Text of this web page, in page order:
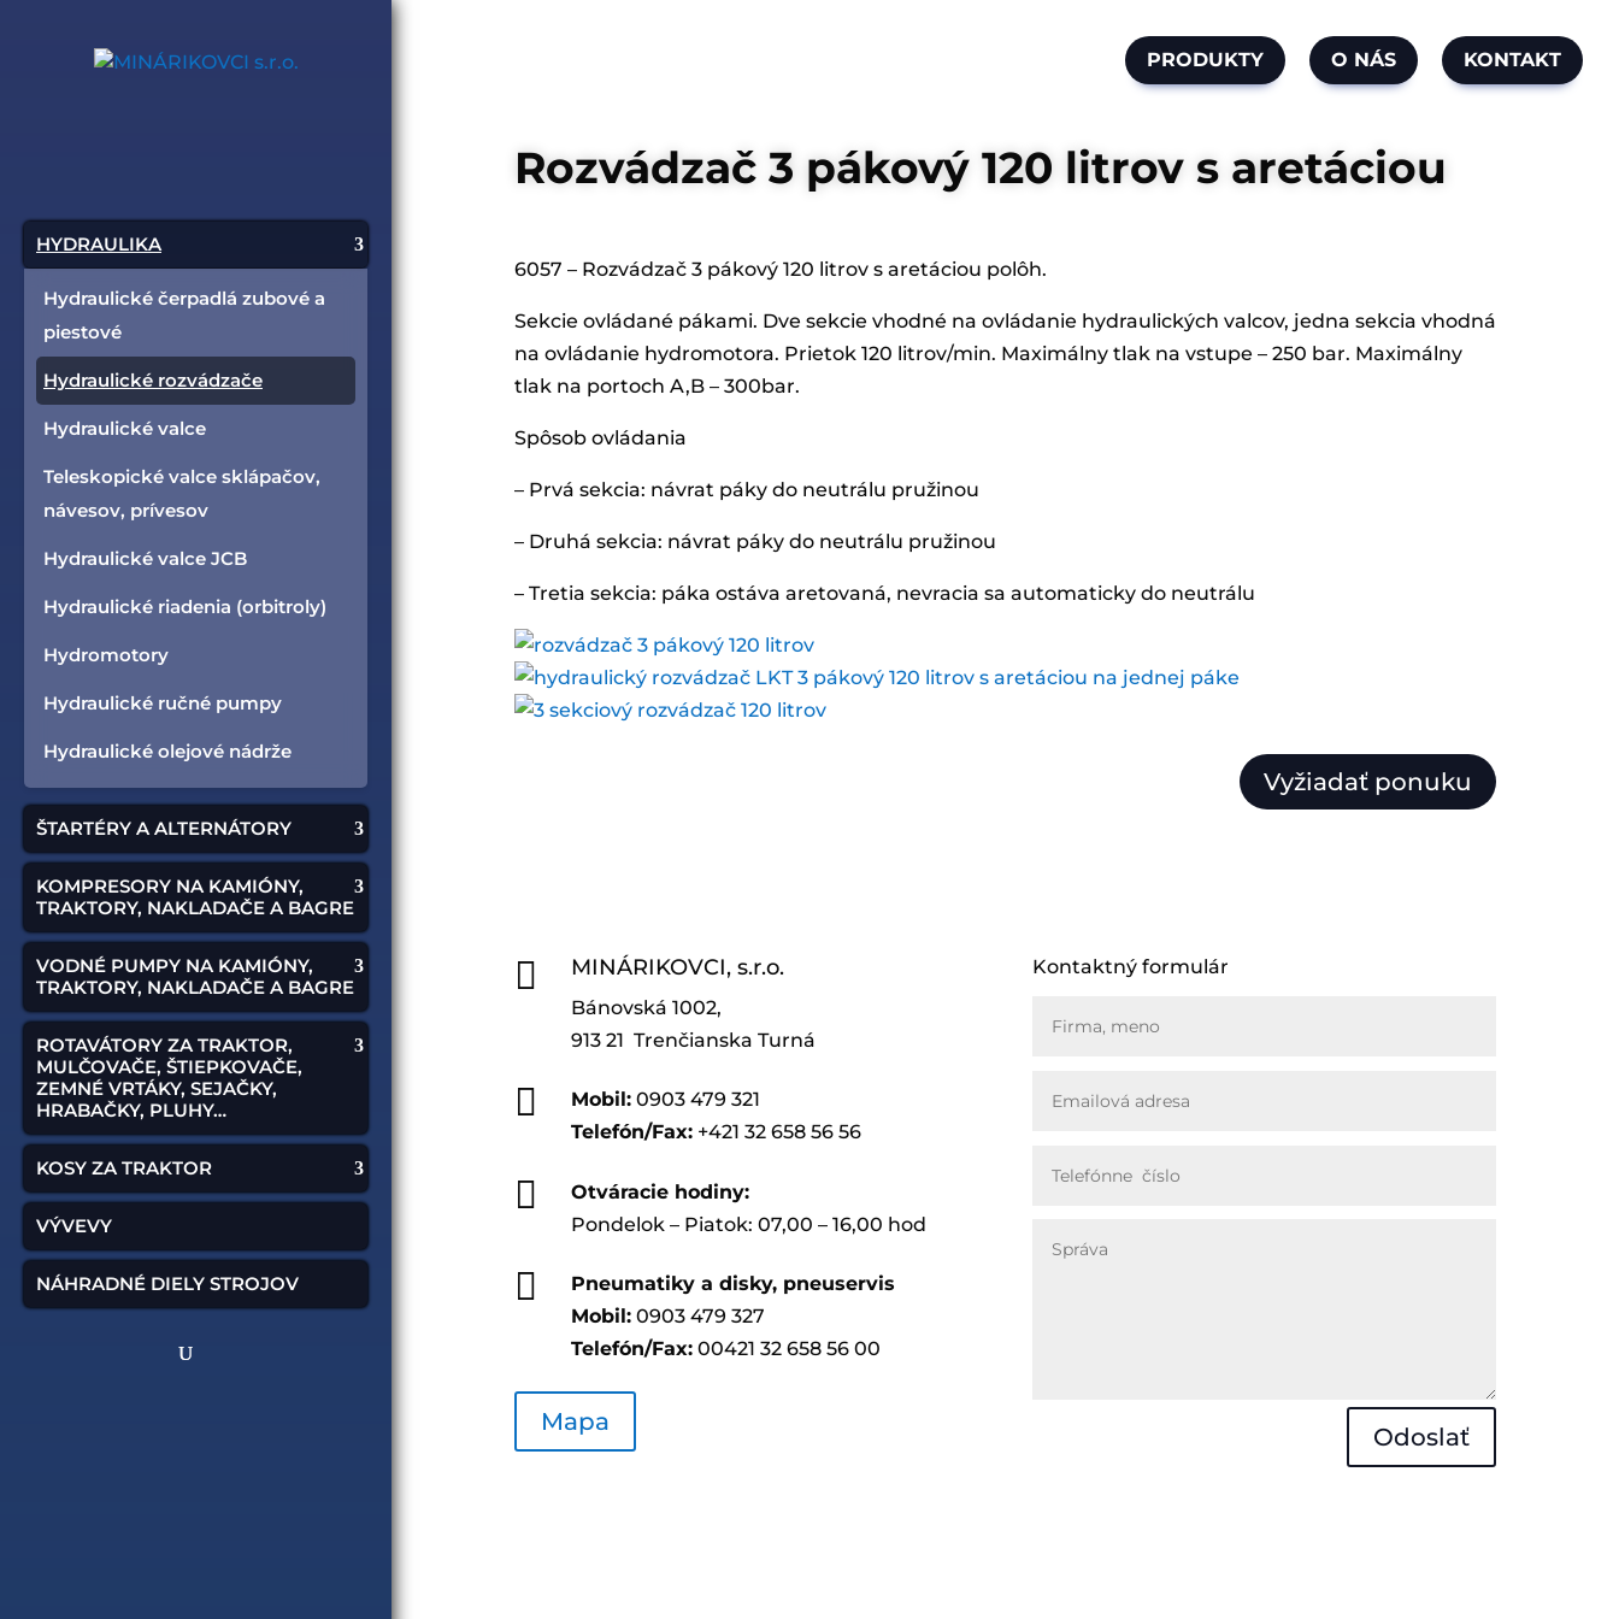
PRODUKTY O NÁS KONTAKT
HYDRAULIKA
Hydraulické čerpadlá zubové a
piestové
Hydraulické rozvádzače
Hydraulické valce
Teleskopické valce sklápačov,
návesov, prívesov
Hydraulické valce JCB
Hydraulické riadenia (orbitroly)
Hydromotory
Hydraulické ručné pumpy
Hydraulické olejové nádrže
ŠTARTÉRY A ALTERNÁTORY
KOMPRESORY NA KAMIÓNY,
TRAKTORY, NAKLADAČE A BAGRE
VODNÉ PUMPY NA KAMIÓNY,
TRAKTORY, NAKLADAČE A BAGRE
ROTAVÁTORY ZA TRAKTOR,
MULČOVAČE, ŠTIEPKOVAČE,
ZEMNÉ VRTÁKY, SEJAČKY,
HRABAČKY, PLUHY…
KOSY ZA TRAKTOR
VÝVEVY
NÁHRADNÉ DIELY STROJOV
Rozvádzač 3 pákový 120 litrov s aretáciou
6057 – Rozvádzač 3 pákový 120 litrov s aretáciou polôh.
Sekcie ovládané pákami. Dve sekcie vhodné na ovládanie hydraulických valcov, jedna sekcia vhodná
na ovládanie hydromotora. Prietok 120 litrov/min. Maximálny tlak na vstupe – 250 bar. Maximálny
tlak na portoch A,B – 300bar.
Spôsob ovládania
– Prvá sekcia: návrat páky do neutrálu pružinou
– Druhá sekcia: návrat páky do neutrálu pružinou
– Tretia sekcia: páka ostáva aretovaná, nevracia sa automaticky do neutrálu
Vyžiadať ponuku
 MINÁRIKOVCI, s.r.o.
Bánovská 1002,
913 21 Trenčianska Turná
 Mobil:0903 479 321
Telefón/Fax:+421 32 658 56 56

Otváracie hodiny:
Pondelok – Piatok: 07,00 – 16,00 hod

Pneumatiky a disky, pneuservis
Mobil:0903 479 327
Telefón/Fax:00421 32 658 56 00
Mapa
Kontaktný formulár
Odoslať